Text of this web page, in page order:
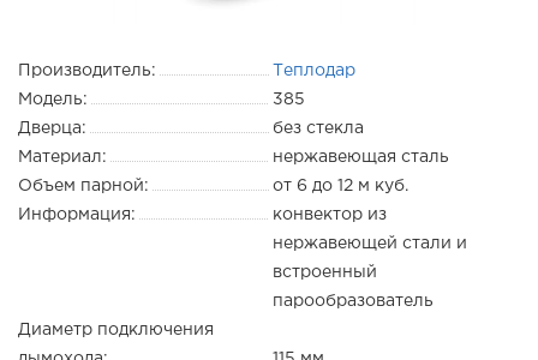
Производитель:
Теплодар
Модель:
385
Дверца:
без стекла
Материал:
нержавеющая сталь
Объем парной:
от 6 до 12 м куб.
Информация:
конвектор из
нержавеющей стали и
встроенный
парообразователь
Диаметр подключения